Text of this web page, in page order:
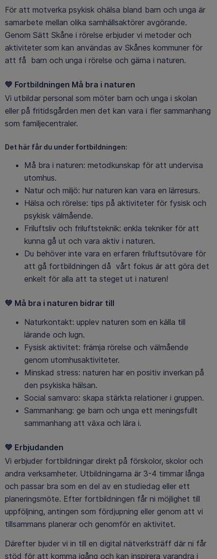
För att motverka psykisk ohälsa bland barn och unga är
samarbete mellan olika samhällsaktörer avgörande.
Genom Sätt Skåne i rörelse erbjuder vi metoder och
aktiviteter som kan användas av Skånes kommuner för
att få barn och unga i rörelse och gärna i naturen.
💚 Fortbildningen Må bra i naturen
Vi utbildar personal som möter barn och unga i skolan
eller på fritidsgården men det kan vara i fler sammanhang
som familjecentraler.
Det här får du under fortbildningen:
Må bra i naturen: metodkunskap för att undervisa
utomhus.
Natur och miljö: hur naturen kan vara en lärresurs.
Hälsa och rörelse: tips på aktiviteter för fysisk och
psykisk välmående.
Friluftsliv och friluftsteknik: enkla tekniker för att
kunna gå ut och vara aktiv i naturen.
Du behöver inte vara en erfaren friluftsutövare för
att gå fortbildningen då vårt fokus är att göra det
enkelt för alla att ta steget ut i naturen!
💚 Må bra i naturen bidrar till
Naturkontakt: upplev naturen som en källa till
lärande och lugn.
Fysisk aktivitet: främja rörelse och välmående
genom utomhusaktiviteter.
Minskad stress: naturen har en positiv inverkan på
den psykiska hälsan.
Social samvaro: skapa stärkta relationer i gruppen.
Sammanhang: ge barn och unga ett meningsfullt
sammanhang att växa och lära i.
💚 Erbjudanden
Vi erbjuder fortbildningar direkt på förskolor, skolor och
andra verksamheter. Utbildningarna är 3-4 timmar långa
och passar bra som en del av en studiedag eller ett
planeringsmöte. Efter fortbildningen får ni möjlighet till
uppföljning, antingen som fördjupning eller genom att vi
tillsammans planerar och genomför en aktivitet.
Därefter bjuder vi in till en digital nätverksträff där ni får
stöd för att komma igång och kan inspirera varandra i